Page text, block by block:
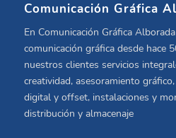
Comunicación Gráfica
En Comunicación Gráfica
comunicación gráfica desde hace
nuestros clientes servicios
creatividad, asesoramiento
digital y offset, instalaciones y
distribución y almacenaje